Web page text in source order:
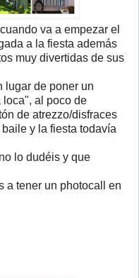
va a empezar el
a la fiesta además
muy divertidas de sus
lugar de poner un
loca", al poco de
de atrezzo/disfraces
y la fiesta todavía
lo dudéis y que
a tener un photocall en